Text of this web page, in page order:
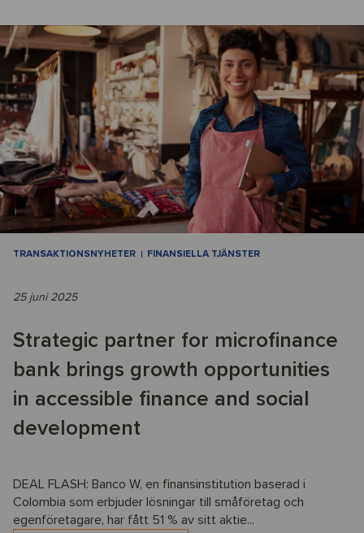
TRANSAKTIONSNYHETER FINANSIELLA TJÄNSTER
25 juni 2025
Strategic partner for microfinance
bank brings growth opportunities
in accessible finance and social
development
DEAL FLASH: Banco W, en finansinstitution baserad i
Colombia som erbjuder lösningar till småföretag och
egenföretagare, har fått 51 % av sitt aktie...